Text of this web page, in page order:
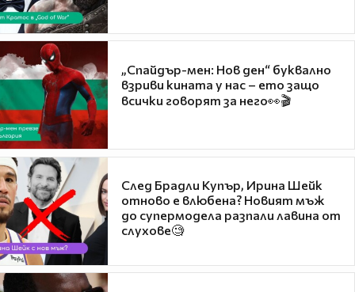
„Спайдър-мен: Нов ден“ буквално
взриви кината у нас – ето защо
всички говорят за него👀🎬
След Брадли Купър, Ирина Шейк
отново е влюбена? Новият мъж
до супермодела разпали лавина от
слухове🧐